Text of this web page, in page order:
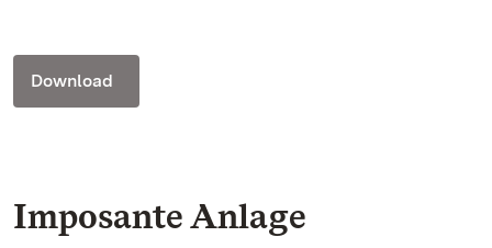
Download
Imposante Anlage